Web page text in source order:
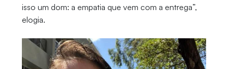
isso um dom: a empatia que vem com a entrega”,
elogia.